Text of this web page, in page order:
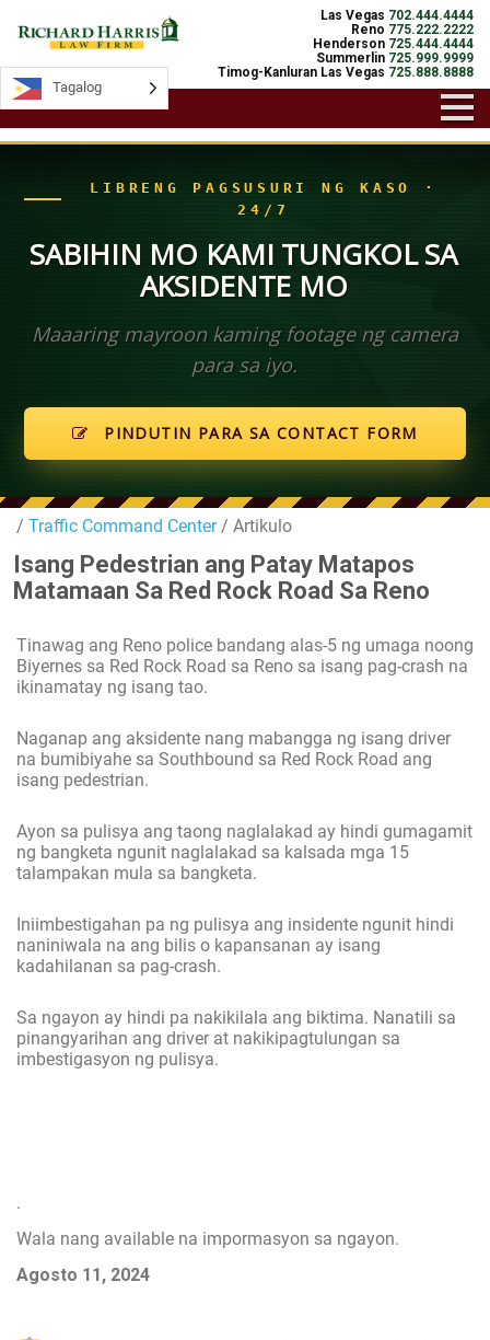
Las Vegas 702.444.4444
Reno 775.222.2222
Henderson 725.444.4444
Summerlin 725.999.9999
Timog-Kanluran Las Vegas 725.888.8888
LIBRENG PAGSUSURI NG KASO ·
24/7
SABIHIN MO KAMI TUNGKOL SA
AKSIDENTE MO
Maaaring mayroon kaming footage ng camera
para sa iyo.
PINDUTIN PARA SA CONTACT FORM
/ Traffic Command Center/ Artikulo
Isang Pedestrian ang Patay Matapos
Matamaan Sa Red Rock Road Sa Reno
Tinawag ang Reno police bandang alas-5 ng umaga noong
Biyernes sa Red Rock Road sa Reno sa isang pag-crash na
ikinamatay ng isang tao.
Naganap ang aksidente nang mabangga ng isang driver
na bumibiyahe sa Southbound sa Red Rock Road ang
isang pedestrian.
Ayon sa pulisya ang taong naglalakad ay hindi gumagamit
ng bangketa ngunit naglalakad sa kalsada mga 15
talampakan mula sa bangketa.
Iniimbestigahan pa ng pulisya ang insidente ngunit hindi
naniniwala na ang bilis o kapansanan ay isang
kadahilanan sa pag-crash.
Sa ngayon ay hindi pa nakikilala ang biktima. Nanatili sa
pinangyarihan ang driver at nakikipagtulungan sa
imbestigasyon ng pulisya.
.
Wala nang available na impormasyon sa ngayon.
Agosto 11, 2024
Tagalog
Tagalog